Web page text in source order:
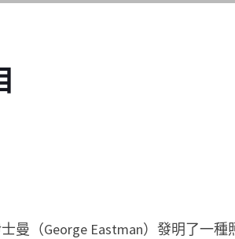
曼（George Eastman）發明了一